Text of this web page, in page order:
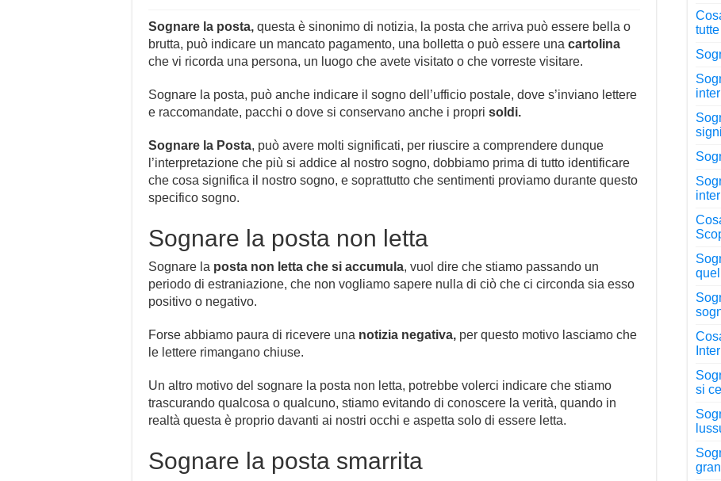
Sognare la posta, questa è sinonimo di notizia, la posta che arriva può essere bella o
brutta, può indicare un mancato pagamento, una bolletta o può essere una cartolina
che vi ricorda una persona, un luogo che avete visitato o che vorreste visitare.
Sognare la posta, può anche indicare il sogno dell’ufficio postale, dove s’inviano lettere
e raccomandate, pacchi o dove si conservano anche i propri soldi.
Sognare la Posta, può avere molti significati, per riuscire a comprendere dunque
l’interpretazione che più si addice al nostro sogno, dobbiamo prima di tutto identificare
che cosa significa il nostro sogno, e soprattutto che sentimenti proviamo durante questo
specifico sogno.
Sognare la posta non letta
Sognare la posta non letta che si accumula, vuol dire che stiamo passando un
periodo di estraniazione, che non vogliamo sapere nulla di ciò che ci circonda sia esso
positivo o negativo.
Forse abbiamo paura di ricevere una notizia negativa, per questo motivo lasciamo che
le lettere rimangano chiuse.
Un altro motivo del sognare la posta non letta, potrebbe volerci indicare che stiamo
trascurando qualcosa o qualcuno, stiamo evitando di conoscere la verità, quando in
realtà questa è proprio davanti ai nostri occhi e aspetta solo di essere letta.
Sognare la posta smarrita
si